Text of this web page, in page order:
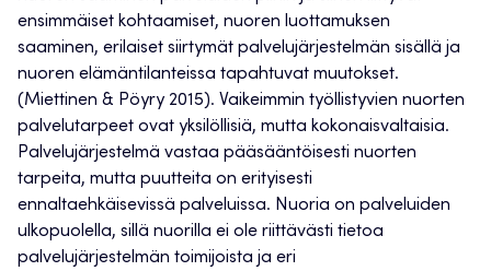
ensimmäiset kohtaamiset, nuoren luottamuksen
saaminen, erilaiset siirtymät palvelujärjestelmän sisällä ja
nuoren elämäntilanteissa tapahtuvat muutokset.
(Miettinen & Pöyry 2015). Vaikeimmin työllistyvien nuorten
palvelutarpeet ovat yksilöllisiä, mutta kokonaisvaltaisia.
Palvelujärjestelmä vastaa pääsääntöisesti nuorten
tarpeita, mutta puutteita on erityisesti
ennaltaehkäisevissä palveluissa. Nuoria on palveluiden
ulkopuolella, sillä nuorilla ei ole riittävästi tietoa
palvelujärjestelmän toimijoista ja eri